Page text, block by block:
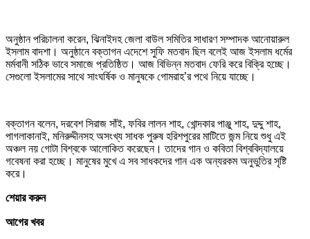
অনুষ্ঠান পরিচালনা করেন, ঝিনাইদহ জেলা বাউল সমিতির সাধারণ সম্পাদক আনোয়ারুল
ইসলাম বাদশা। অনুষ্ঠানে বক্তাগন এদেশে সুফি মতবাদ ছিল বলেই আজ ইসলাম ধর্মের
মর্মবানী সঠিক ভাবে সমাজে প্রতিষ্ঠিত। আজ বিভিন্ন মতবাদ ফেরি করে বিক্রি হচ্ছে।
সেগুলো ইসলামের সাথে সাংঘর্ষিক ও মানুষকে গোমরাহ’র পথে নিয়ে যাচ্ছে।
বক্তাগন বলেন, দরবেশ সিরাজ সাঁই, ফবির লালন শাহ, খোন্দকার পাঞ্জু শাহ, দুদ্দু শাহ,
পাগলাকানাই, মনিরুদ্দীনসহ অসংখ্য সাধক পুরুষ হরিশপুরের মাটিতে জন্ম নিয়ে শুধু এই
অঞ্চল নয় গোটা বিশ্বকে আলোকিত করেছেন। তাদের গান ও কবিতা বিশ্ববিদ্যালয়ে
গবেষনা করা হচ্ছে। মানুষের মুখে এ সব সাধকদের গান এক অন্যরকম অনুভুতির সৃষ্টি
করে।
শেয়ার করুন
আগের খবর